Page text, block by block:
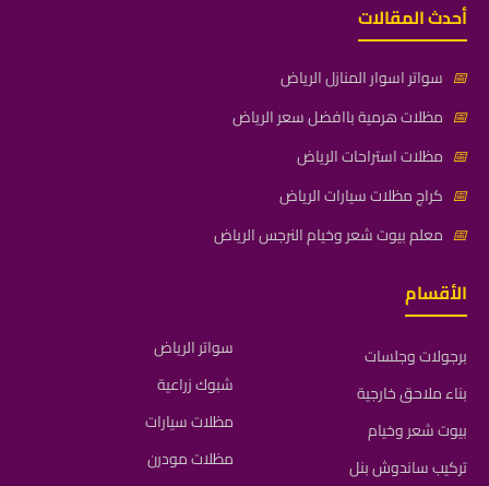
أحدث المقالات
📅 سواتر اسوار المنازل الرياض
📅 مظلات هرمية باافضل سعر الرياض
📅 مظلات استراحات الرياض
📅 كراج مظلات سيارات الرياض
📅 معلم بيوت شعر وخيام النرجس الرياض
الأقسام
برجولات وجلسات
بناء ملاحق خارجية
بيوت شعر وخيام
تركيب ساندوش بنل
سواتر الرياض
شبوك زراعية
مظلات سيارات
مظلات مودرن